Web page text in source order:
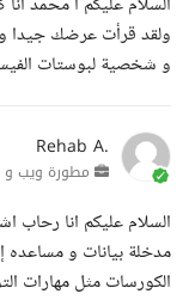
ولقد قرأت عرضك جيدا
و شخصية لبوستات
Rehab A.
مطورة ويب و
مدخلة بيانات و مساعده
الكورسات مثل مهارات